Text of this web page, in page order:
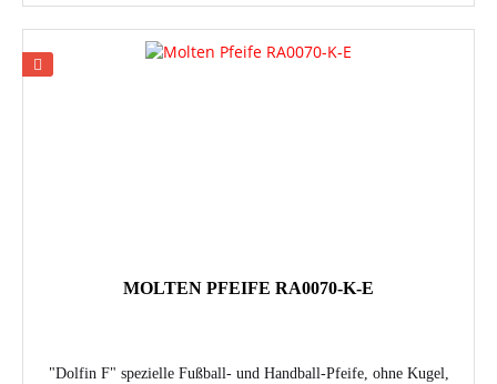
MOLTEN PFEIFE RA0070-K-E
"Dolfin F" spezielle Fußball- und Handball-Pfeife, ohne Kugel,